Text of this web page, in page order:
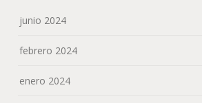
junio 2024
febrero 2024
enero 2024